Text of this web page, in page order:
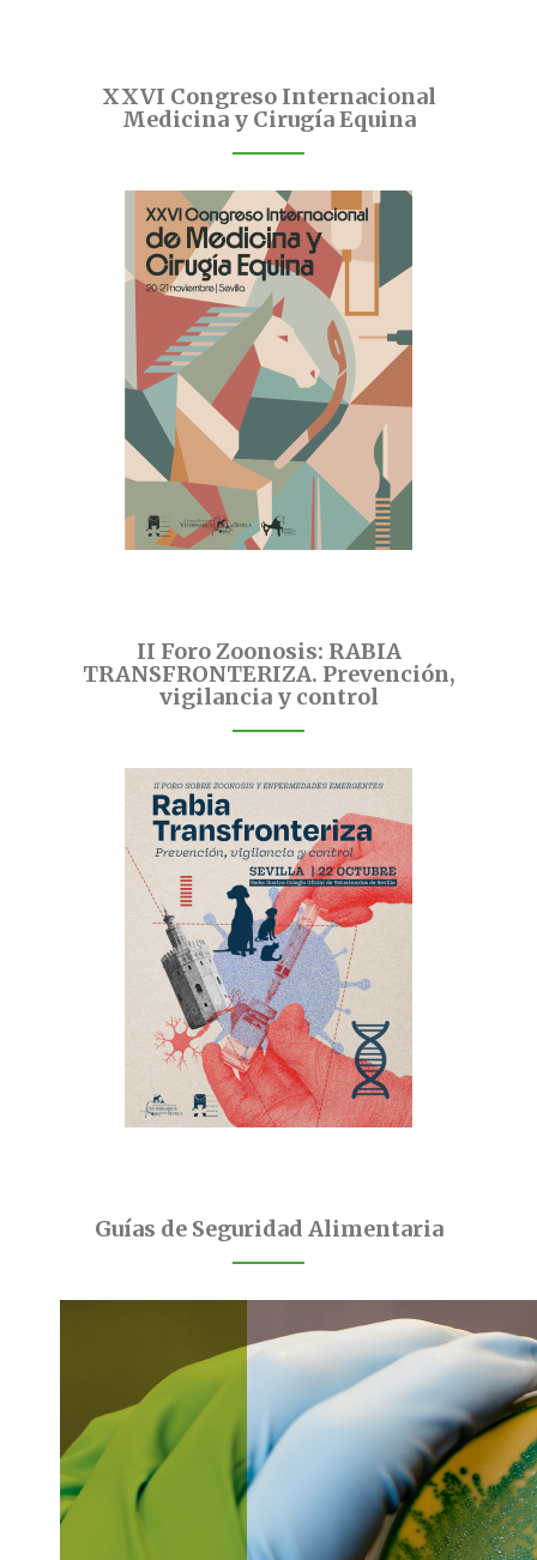
XXVI Congreso Internacional
Medicina y Cirugía Equina
II Foro Zoonosis: RABIA
TRANSFRONTERIZA. Prevención,
vigilancia y control
Guías de Seguridad Alimentaria